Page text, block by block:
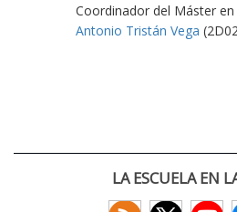
Coordinador del Máster
Antonio Tristán Vega
LA ESCUELA EN